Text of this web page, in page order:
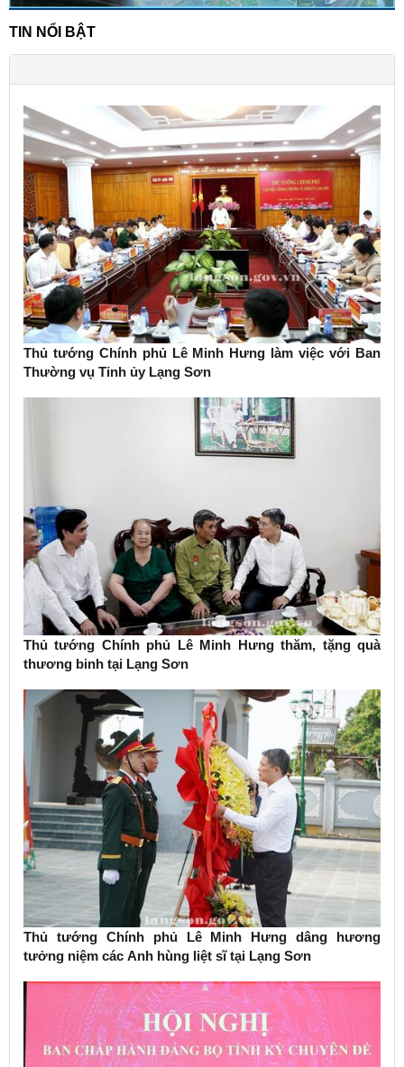
TIN NỔI BẬT
Thủ tướng Chính phủ Lê Minh Hưng làm việc với Ban
Thường vụ Tỉnh ủy Lạng Sơn
Thủ tướng Chính phủ Lê Minh Hưng thăm, tặng quà
thương binh tại Lạng Sơn
Thủ tướng Chính phủ Lê Minh Hưng dâng hương
tưởng niệm các Anh hùng liệt sĩ tại Lạng Sơn